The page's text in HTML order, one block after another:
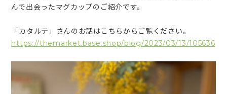
んで出会ったマグカップのご紹介です。
「カタルテ」さんのお話はこちらからご覧ください。
https://themarket.base.shop/blog/2023/03/13/105636